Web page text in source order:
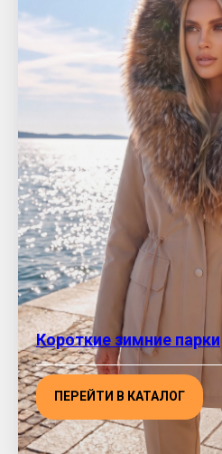
Короткие зимние парки
ПЕРЕЙТИ В КАТАЛОГ